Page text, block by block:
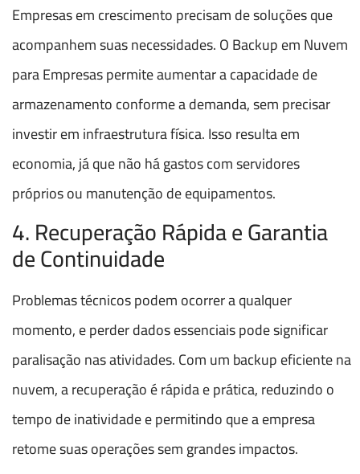
Empresas em crescimento precisam de soluções que
acompanhem suas necessidades. O Backup em Nuvem
para Empresas permite aumentar a capacidade de
armazenamento conforme a demanda, sem precisar
investir em infraestrutura física. Isso resulta em
economia, já que não há gastos com servidores
próprios ou manutenção de equipamentos.
4. Recuperação Rápida e Garantia
de Continuidade
Problemas técnicos podem ocorrer a qualquer
momento, e perder dados essenciais pode significar
paralisação nas atividades. Com um backup eficiente na
nuvem, a recuperação é rápida e prática, reduzindo o
tempo de inatividade e permitindo que a empresa
retome suas operações sem grandes impactos.